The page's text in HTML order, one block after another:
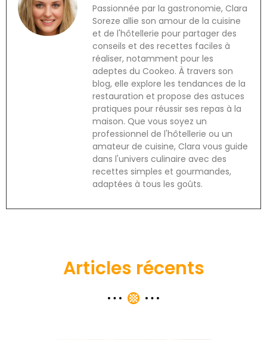
Passionnée par la gastronomie, Clara
Soreze allie son amour de la cuisine
et de l'hôtellerie pour partager des
conseils et des recettes faciles à
réaliser, notamment pour les
adeptes du Cookeo. À travers son
blog, elle explore les tendances de la
restauration et propose des astuces
pratiques pour réussir ses repas à la
maison. Que vous soyez un
professionnel de l'hôtellerie ou un
amateur de cuisine, Clara vous guide
dans l'univers culinaire avec des
recettes simples et gourmandes,
adaptées à tous les goûts.
Articles récents